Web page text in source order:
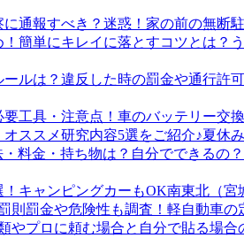
迷惑！家の前の無断
車のバッテリー交
夏休
南東北（宮
軽自動車の